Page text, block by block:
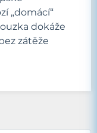
„domácí“
dokáže
zátěže